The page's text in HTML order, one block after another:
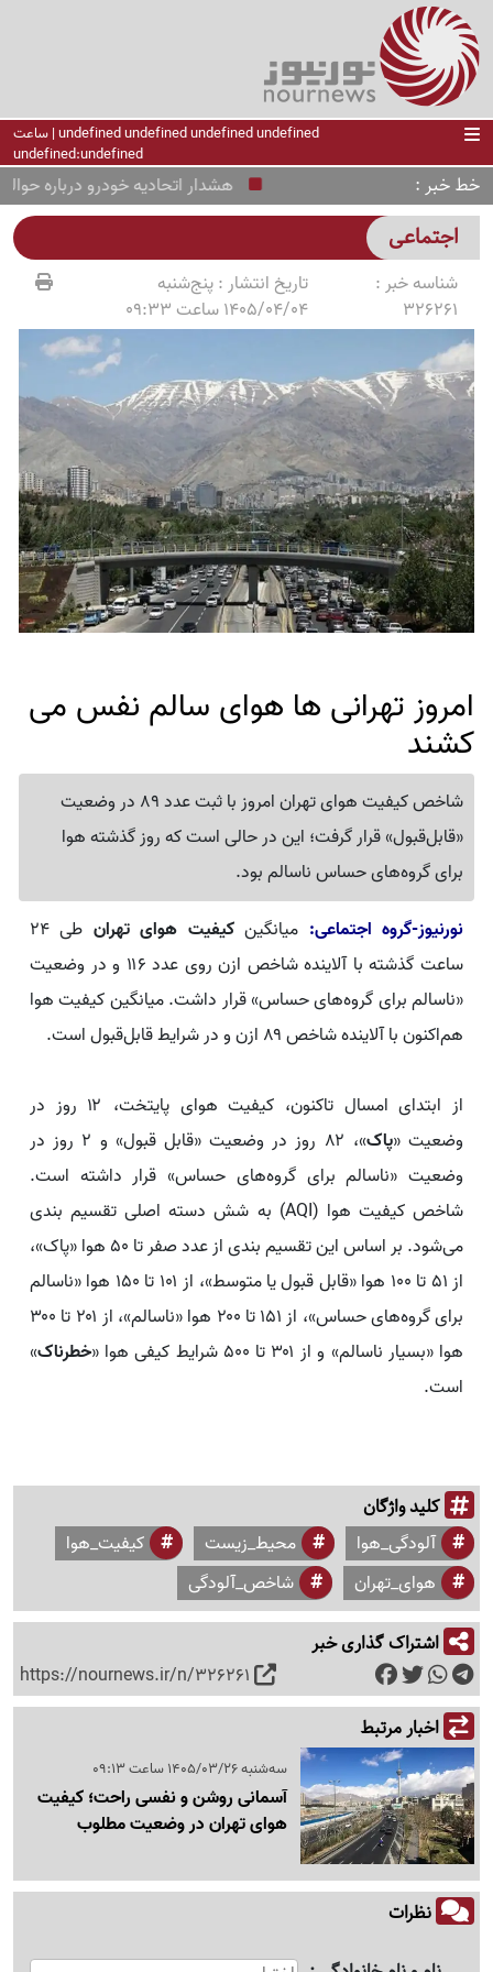
undefined undefined undefined undefined | ساعت
undefined:undefined
خط خبر هشدار اتحادیه خودرو درباره
اجتماعی
شناسه خبر :
326261
تاریخ انتشار :پنج‌شنبه
1405/04/04 ساعت 09:33
امروز تهرانی ها هوای سالم نفس می
کشند
شاخص کیفیت هوای تهران امروز با ثبت عدد 89 در وضعیت
«قابل‌قبول» قرار گرفت؛ این در حالی است که روز گذشته هوا
برای گروه‌های حساس ناسالم بود.
نورنیوز-گروه اجتماعی: میانگینکیفیت هوای تهران
طی ۲۴
ساعت گذشته با آلاینده شاخص ازن روی عدد ۱۱۶ و در وضعیت
«ناسالم برای گروه‌های حساس» قرار داشت. میانگین کیفیت هوا
هم‌اکنون با آلاینده شاخص ۸۹ ازن و در شرایط قابل‌قبول است.
از ابتدای امسال تاکنون، کیفیت هوای پایتخت‌، ۱۲ روز در
وضعیت «پاک
»، ۸۲ روز در وضعیت «قابل قبول» و ۲ روز در
وضعیت «ناسالم برای گروه‌های حساس» قرار داشته است.
شاخص کیفیت هوا (AQI) به شش دسته اصلی تقسیم ‌بندی
می‌شود. بر اساس این تقسیم ‌بندی از عدد صفر تا ۵۰ هوا «پاک»،
از ۵۱ تا ۱۰۰ هوا «قابل قبول یا متوسط»، از ۱۰۱ تا ۱۵۰ هوا «ناسالم
برای گروه‌های حساس»، از ۱۵۱ تا ۲۰۰ هوا «ناسالم»، از ۲۰۱ تا ۳۰۰
هوا «بسیار ناسالم» و از ۳۰۱ تا ۵۰۰ شرایط کیفی هوا «
خطرناک»
است.
کلید واژگان
آلودگی_هوا محیط_زیست
کیفیت_هوا
هوای_تهران
شاخص_آلودگی
اشتراک گذاری خبر
https://nournews.ir/n/326261
اخبار مرتبط
سه‌شنبه 1405/03/26 ساعت 09:13
آسمانی روشن و نفسی راحت؛ کیفیت
هوای تهران در وضعیت مطلوب
نظرات